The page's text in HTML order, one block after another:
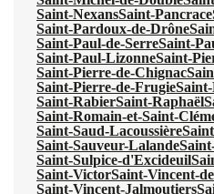
Saint-NexansSaint-Pancrace
Saint-Pardoux-de-Drône
Saint-Paul-de-SerreSaint-
Saint-Paul-LizonneSaint-
Saint-Pierre-de-Chignac
Saint-Pierre-de-Frugie
Saint-RabierSaint-Raphaël
Saint-Romain-et-Saint-
Saint-Saud-Lacoussière
Saint-Sauveur-Lalande
Saint-Sulpice-d'Excideuil
Saint-VictorSaint-Vincent-
Saint-Vincent-Jalmoutiers